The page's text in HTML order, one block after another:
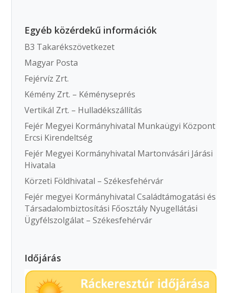
Egyéb közérdekű információk
B3 Takarékszövetkezet
Magyar Posta
Fejérvíz Zrt.
Kémény Zrt. – Kéményseprés
Vertikál Zrt. – Hulladékszállítás
Fejér Megyei Kormányhivatal Munkaügyi Központ
Ercsi Kirendeltség
Fejér Megyei Kormányhivatal Martonvásári Járási
Hivatala
Körzeti Földhivatal – Székesfehérvár
Fejér megyei Kormányhivatal Családtámogatási és
Társadalombiztosítási Főosztály Nyugellátási
Ügyfélszolgálat – Székesfehérvár
Időjárás